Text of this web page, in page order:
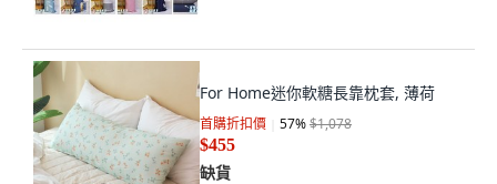
For Home迷你軟糖長靠枕套, 薄荷
首購折扣價 57%$1,078
$455
缺貨